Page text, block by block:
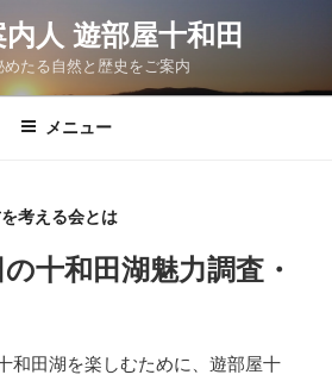
人 遊部屋十和田
たる自然と歴史をご案内
メニュー
考える会とは
十和田湖魅力調査・
和田湖を楽しむために、遊部屋十